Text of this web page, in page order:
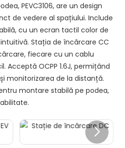
PEVC3106, are un design
de vedere al spațiului. Include
cu un ecran tactil color de
Stația de încărcare CC
fiecare cu un cablu
Acceptă OCPP 1.6J, permițând
monitorizarea de la distanță.
montare stabilă pe podea,